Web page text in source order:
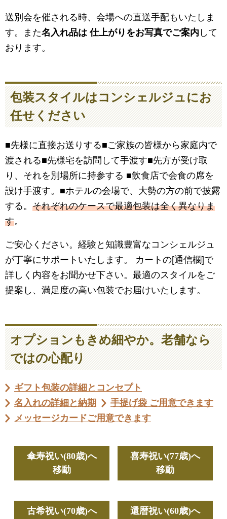
送別会を催される時、会場への直送手配もいたしま
す。また名入れ品は 仕上がりをお写真でご案内 して
おります。
包装スタイルはコンシェルジュにお
任せください
■先様に直接お送りする■ご家族の皆様から家庭内で
渡される■先様宅を訪問して手渡す■先方が受け取
り、それを別場所に持参する ■飲食店で会食の席を
設け手渡す。■ホテルの会場で、大勢の方の前で披露
する。 それぞれのケースで最適包装は全く異なりま
す。
ご安心ください。経験と知識豊富なコンシェルジュ
が丁寧にサポートいたします。 カートの[通信欄]で
詳しく内容をお聞かせ下さい。最適のスタイルをご
提案し、満足度の高い包装でお届けいたします。
オプションもきめ細やか。老舗なら
ではの心配り
ギフト包装の詳細とコンセプト
名入れの詳細と納期
手提げ袋 ご用意できます
メッセージカードご用意できます
傘寿祝い(80歳)へ
移動
喜寿祝い(77歳)へ
移動
古希祝い(70歳)へ
還暦祝い(60歳)へ